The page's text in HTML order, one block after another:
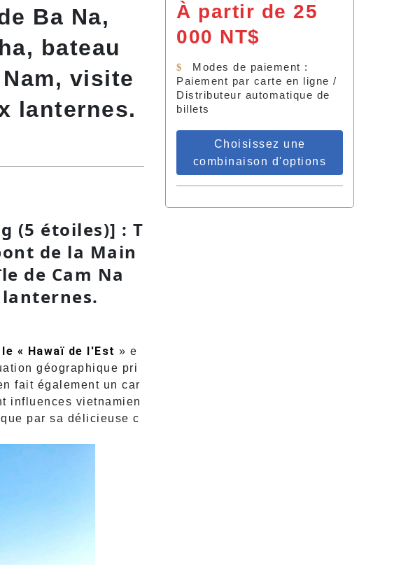
Ba Na,
bateau
visite
lanternes.
(5 étoiles)] : T
de la Main
de Cam Na
« Hawaï de l'Est » e
géographique pri
fait également un car
influences vietnamien
par sa délicieuse c
À partir de 25
000 NT$
Modes de paiement :
Paiement par carte en ligne /
Distributeur automatique de
billets
Choisissez une
combinaison d'options